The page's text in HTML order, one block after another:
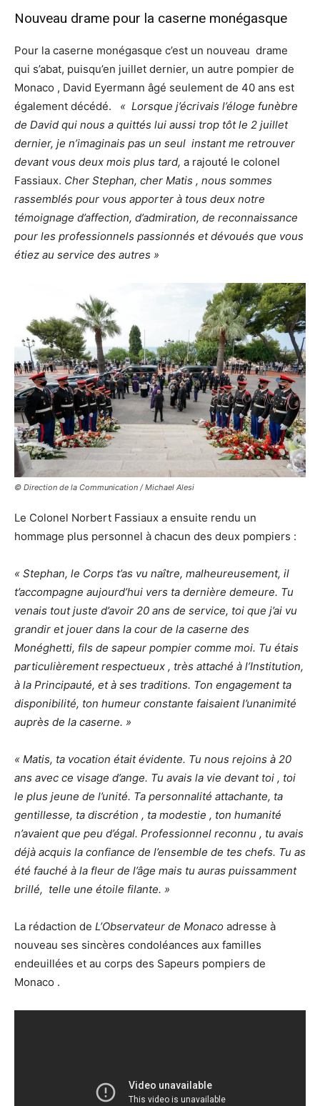
Nouveau drame pour la caserne monégasque
Pour la caserne monégasque c’est un nouveau drame
qui s’abat, puisqu’en juillet dernier, un autre pompier de
Monaco , David Eyermann âgé seulement de 40 ans est
également décédé. « Lorsque j’écrivais l’éloge funèbre
de David qui nous a quittés lui aussi trop tôt le 2 juillet
dernier, je n’imaginais pas un seul instant me retrouver
devant vous deux mois plus tard, a rajouté le colonel
Fassiaux. Cher Stephan, cher Matis , nous sommes
rassemblés pour vous apporter à tous deux notre
témoignage d’affection, d’admiration, de reconnaissance
pour les professionnels passionnés et dévoués que vous
étiez au service des autres »
© Direction de la Communication / Michael Alesi
Le Colonel Norbert Fassiaux a ensuite rendu un
hommage plus personnel à chacun des deux pompiers :
« Stephan, le Corps t’as vu naître, malheureusement, il
t’accompagne aujourd’hui vers ta dernière demeure. Tu
venais tout juste d’avoir 20 ans de service, toi que j’ai vu
grandir et jouer dans la cour de la caserne des
Monéghetti, fils de sapeur pompier comme moi. Tu étais
particulièrement respectueux , très attaché à l’Institution,
à la Principauté, et à ses traditions. Ton engagement ta
disponibilité, ton humeur constante faisaient l’unanimité
auprès de la caserne. »
« Matis, ta vocation était évidente. Tu nous rejoins à 20
ans avec ce visage d’ange. Tu avais la vie devant toi , toi
le plus jeune de l’unité. Ta personnalité attachante, ta
gentillesse, ta discrétion , ta modestie , ton humanité
n’avaient que peu d’égal. Professionnel reconnu , tu avais
déjà acquis la confiance de l’ensemble de tes chefs. Tu as
été fauché à la fleur de l’âge mais tu auras puissamment
brillé, telle une étoile filante. »
La rédaction de L’Observateur de Monaco adresse à
nouveau ses sincères condoléances aux familles
endeuillées et au corps des Sapeurs pompiers de
Monaco .